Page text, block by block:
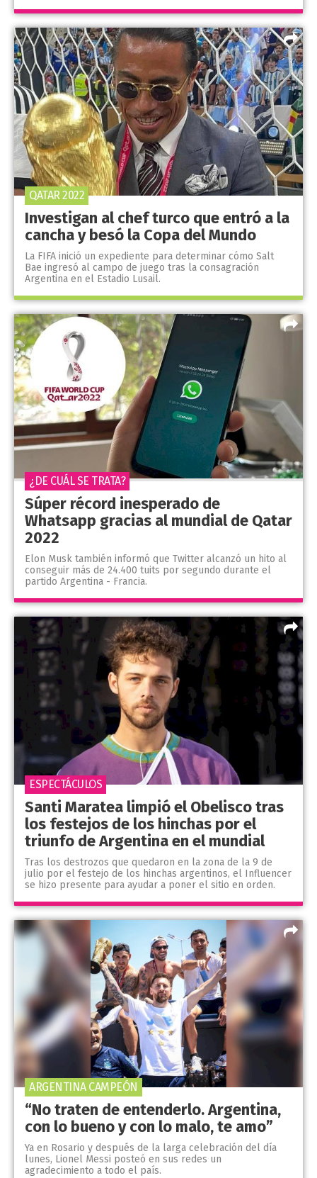
Investigan al chef turco que entró a la
cancha y besó la Copa del Mundo
La FIFA inició un expediente para determinar cómo Salt
Bae ingresó al campo de juego tras la consagración
Argentina en el Estadio Lusail.
QATAR 2022
Súper récord inesperado de
Whatsapp gracias al mundial de Qatar
2022
Elon Musk también informó que Twitter alcanzó un hito al
conseguir más de 24.400 tuits por segundo durante el
partido Argentina - Francia.
¿DE CUÁL SE TRATA?
Santi Maratea limpió el Obelisco tras
los festejos de los hinchas por el
triunfo de Argentina en el mundial
Tras los destrozos que quedaron en la zona de la 9 de
julio por el festejo de los hinchas argentinos, el Influencer
se hizo presente para ayudar a poner el sitio en orden.
ESPECTÁCULOS
“No traten de entenderlo. Argentina,
con lo bueno y con lo malo, te amo”
Ya en Rosario y después de la larga celebración del día
lunes, Lionel Messi posteó en sus redes un
agradecimiento a todo el país.
ARGENTINA CAMPEÓN